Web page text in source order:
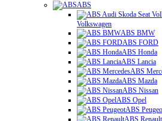
ABS
Volkswagen
ABS BMW
ABS FORD
ABS Honda
ABS Lancia
ABS
ABS Mazda
ABS Nissan
ABS Opel
ABS
ABS Renault